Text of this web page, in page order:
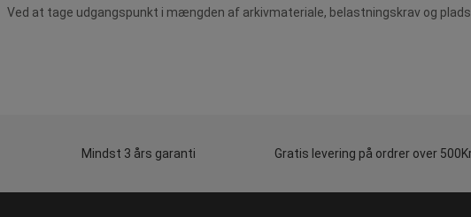
Ved at tage udgangspunkt i mængden af arkivmateriale, belastningskrav og
Mindst 3 års garanti Gratis levering på ordrer over